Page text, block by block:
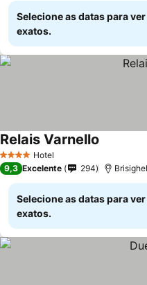
Selecione as datas para
exatos.
4 EstrelasHotel
Relais Varnello
9,3 Excelente 294
Selecione as datas para
exatos.